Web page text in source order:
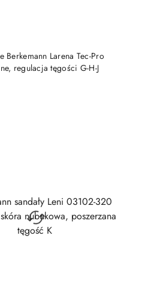
Berkemann Larena Tec-Pro
regulacja tęgości G-H-J
DO KOSZYKA